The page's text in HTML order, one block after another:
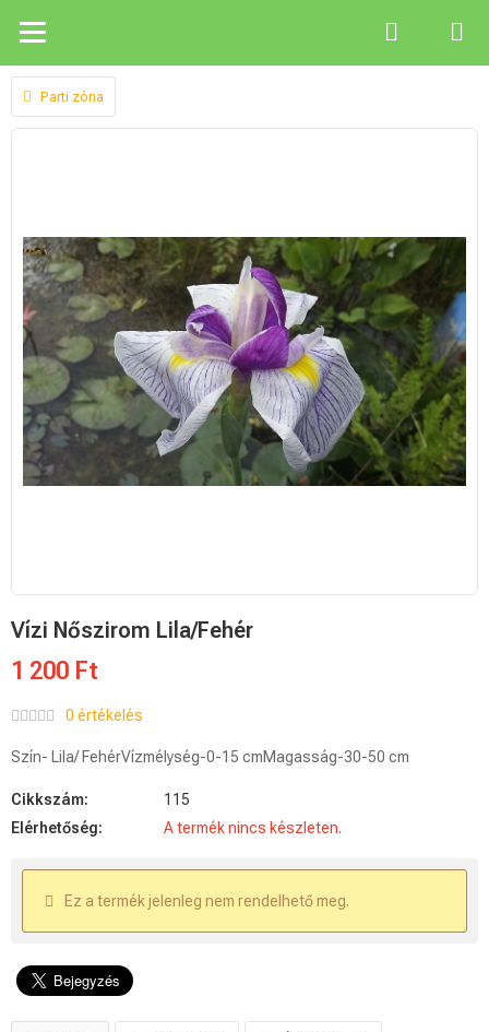
Parti zóna
Vízi Nőszirom Lila/Fehér
1 200 Ft
0 értékelés
Szín- Lila/ FehérVízmélység-0-15 cmMagasság-30-50 cm
Cikkszám:
115
Elérhetőség:
A termék nincs készleten.
Ez a termék jelenleg nem rendelhető meg.